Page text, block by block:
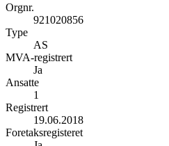
Orgnr.
921020856
Type
AS
MVA-registrert
Ja
Ansatte
1
Registrert
19.06.2018
Foretaksregisteret